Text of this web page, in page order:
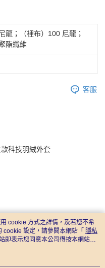
龍；（裡布）100 尼龍；
酯纖維
客服
科技羽絨外套
cookie 方式之詳情，及若您不希
cookie 設定，請參閱本網站「 隱私
即表示您同意本公司得按本網站使